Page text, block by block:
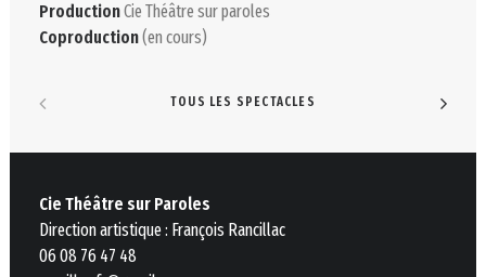
ProductionCie Théâtre sur paroles
Coproduction(en cours)
TOUS LES SPECTACLES
Cie Théâtre sur Paroles
Direction artistique : François Rancillac
06 08 76 47 48